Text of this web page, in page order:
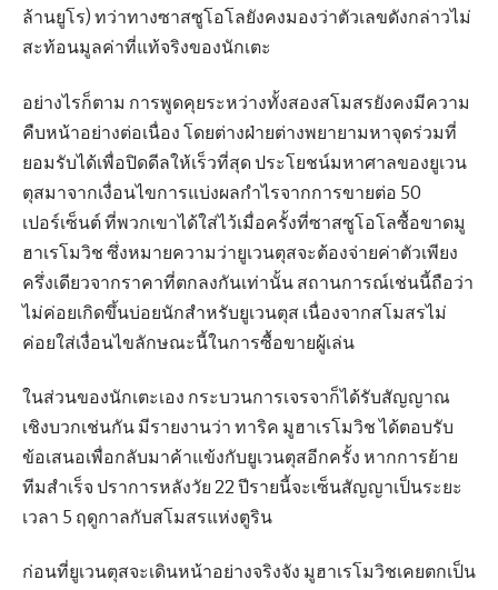
ล้านยูโร) ทว่าทางซาสซูโอโลยังคงมองว่าตัวเลขดังกล่าวไม่
สะท้อนมูลค่าที่แท้จริงของนักเตะ
อย่างไรก็ตาม การพูดคุยระหว่างทั้งสองสโมสรยังคงมีความ
คืบหน้าอย่างต่อเนื่อง โดยต่างฝ่ายต่างพยายามหาจุดร่วมที่
ยอมรับได้เพื่อปิดดีลให้เร็วที่สุด ประโยชน์มหาศาลของยูเวน
ตุสมาจากเงื่อนไขการแบ่งผลกำไรจากการขายต่อ 50
เปอร์เซ็นต์ ที่พวกเขาได้ใส่ไว้เมื่อครั้งที่ซาสซูโอโลซื้อขาดมู
ฮาเรโมวิช ซึ่งหมายความว่ายูเวนตุสจะต้องจ่ายค่าตัวเพียง
ครึ่งเดียวจากราคาที่ตกลงกันเท่านั้น สถานการณ์เช่นนี้ถือว่า
ไม่ค่อยเกิดขึ้นบ่อยนักสำหรับยูเวนตุส เนื่องจากสโมสรไม่
ค่อยใส่เงื่อนไขลักษณะนี้ในการซื้อขายผู้เล่น
ในส่วนของนักเตะเอง กระบวนการเจรจาก็ได้รับสัญญาณ
เชิงบวกเช่นกัน มีรายงานว่า ทาริค มูฮาเรโมวิช ได้ตอบรับ
ข้อเสนอเพื่อกลับมาค้าแข้งกับยูเวนตุสอีกครั้ง หากการย้าย
ทีมสำเร็จ ปราการหลังวัย 22 ปีรายนี้จะเซ็นสัญญาเป็นระยะ
เวลา 5 ฤดูกาลกับสโมสรแห่งตูริน
ก่อนที่ยูเวนตุสจะเดินหน้าอย่างจริงจัง มูฮาเรโมวิชเคยตกเป็น